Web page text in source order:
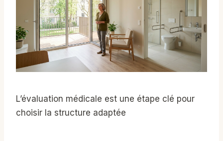
L’évaluation médicale est une étape clé pour
choisir la structure adaptée